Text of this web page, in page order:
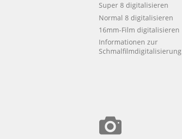
Super 8 digitalisieren
Normal 8 digitalisieren
16mm-Film digitalisieren
Informationen zur
Schmalfilmdigitalisierung